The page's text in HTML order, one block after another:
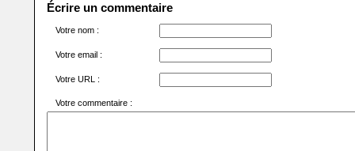
Écrire un commentaire
Votre nom :
Votre email :
Votre URL :
Votre commentaire :